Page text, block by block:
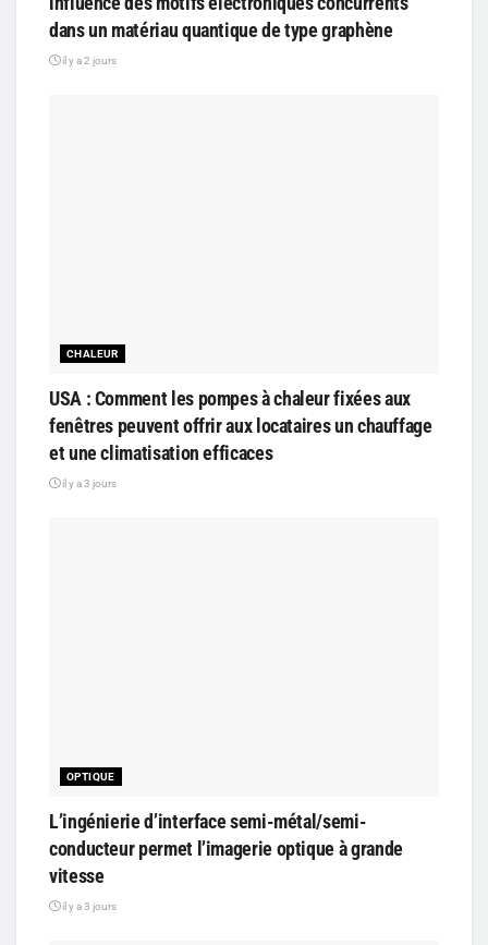
dans un matériau quantique de type graphène
il y a 2 jours
CHALEUR
USA : Comment les pompes à chaleur fixées aux
fenêtres peuvent offrir aux locataires un chauffage
et une climatisation efficaces
il y a 3 jours
OPTIQUE
L’ingénierie d’interface semi-métal/semi-
conducteur permet l’imagerie optique à grande
vitesse
il y a 3 jours